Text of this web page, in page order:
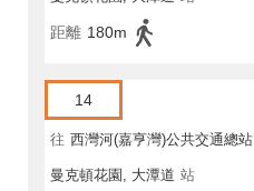
距離 180m
14
往 西灣河(嘉亨灣)公共交通總站
曼克頓花園, 大潭道 站